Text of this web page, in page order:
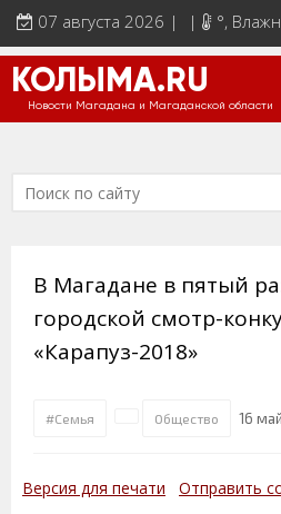
07 августа 2026 | | °,
КОЛЫМА.RU
Новости Магадана и Магаданской области
В Магадане в пятый
городской смотр-
«Карапуз-2018»
#Семья Общество 16
Версия для печати Отправить